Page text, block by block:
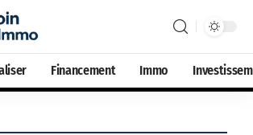
Financement Immo